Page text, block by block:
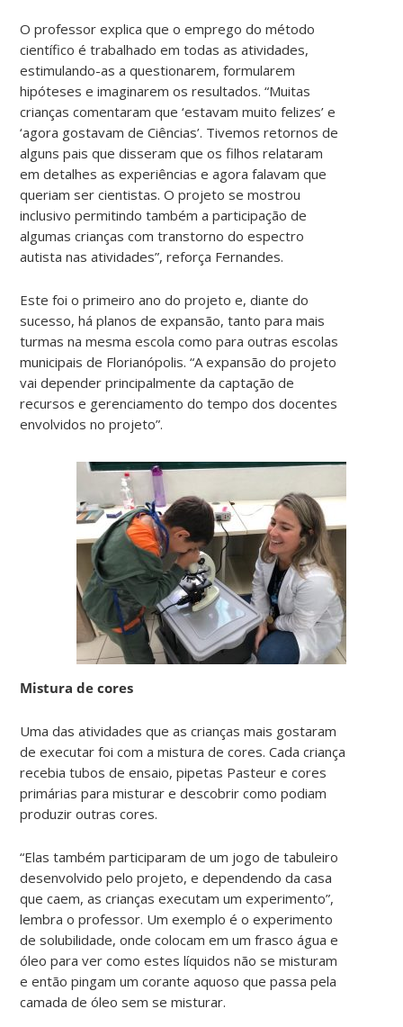
O professor explica que o emprego do método
científico é trabalhado em todas as atividades,
estimulando-as a questionarem, formularem
hipóteses e imaginarem os resultados. “Muitas
crianças comentaram que ‘estavam muito felizes’ e
‘agora gostavam de Ciências’. Tivemos retornos de
alguns pais que disseram que os filhos relataram
em detalhes as experiências e agora falavam que
queriam ser cientistas. O projeto se mostrou
inclusivo permitindo também a participação de
algumas crianças com transtorno do espectro
autista nas atividades”, reforça Fernandes.
Este foi o primeiro ano do projeto e, diante do
sucesso, há planos de expansão, tanto para mais
turmas na mesma escola como para outras escolas
municipais de Florianópolis. “A expansão do projeto
vai depender principalmente da captação de
recursos e gerenciamento do tempo dos docentes
envolvidos no projeto”.
Mistura de cores
Uma das atividades que as crianças mais gostaram
de executar foi com a mistura de cores. Cada criança
recebia tubos de ensaio, pipetas Pasteur e cores
primárias para misturar e descobrir como podiam
produzir outras cores.
“Elas também participaram de um jogo de tabuleiro
desenvolvido pelo projeto, e dependendo da casa
que caem, as crianças executam um experimento”,
lembra o professor. Um exemplo é o experimento
de solubilidade, onde colocam em um frasco água e
óleo para ver como estes líquidos não se misturam
e então pingam um corante aquoso que passa pela
camada de óleo sem se misturar.